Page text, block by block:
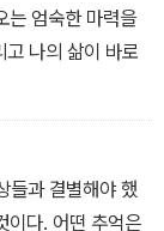
는 엄숙한 마력을
나의 삶이 바로
들과 결별해야 했
이다. 어떤 추억은